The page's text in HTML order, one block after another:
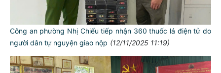
Công an phường Nhị Chiểu tiếp nhận 360 thuốc lá điện tử do
người dân tự nguyện giao nộp (12/11/2025 11:19)